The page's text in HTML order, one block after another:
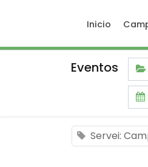
Inicio
Eventos
Servei: